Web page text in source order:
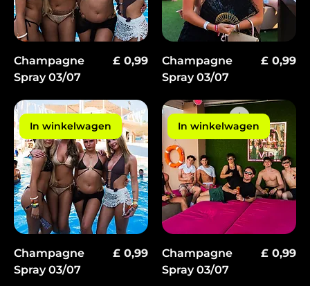
Champagne
Spray 03/07
Prijs
£ 0,99
Champagne
Spray 03/07
Prijs
£ 0,99
In winkelwagen
Champagne
Spray 03/07
Prijs
£ 0,99
In winkelwagen
Champagne
Spray 03/07
Prijs
£ 0,99